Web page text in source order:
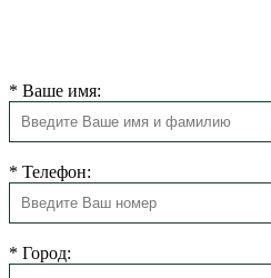
* Ваше имя:
* Телефон:
* Город: